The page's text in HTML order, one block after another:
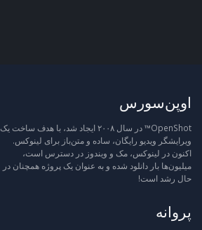
اوپن‌سورس
OpenShot™ در سال ۲۰۰۸ ایجاد شد، با هدف ساخت یک
ویرایشگر ویدیو رایگان، ساده و متن‌باز برای لینوکس.
اکنون در لینوکس، مک و ویندوز در دسترس است،
میلیون‌ها بار دانلود شده و به عنوان یک پروژه همچنان در
حال رشد است!
پروانه